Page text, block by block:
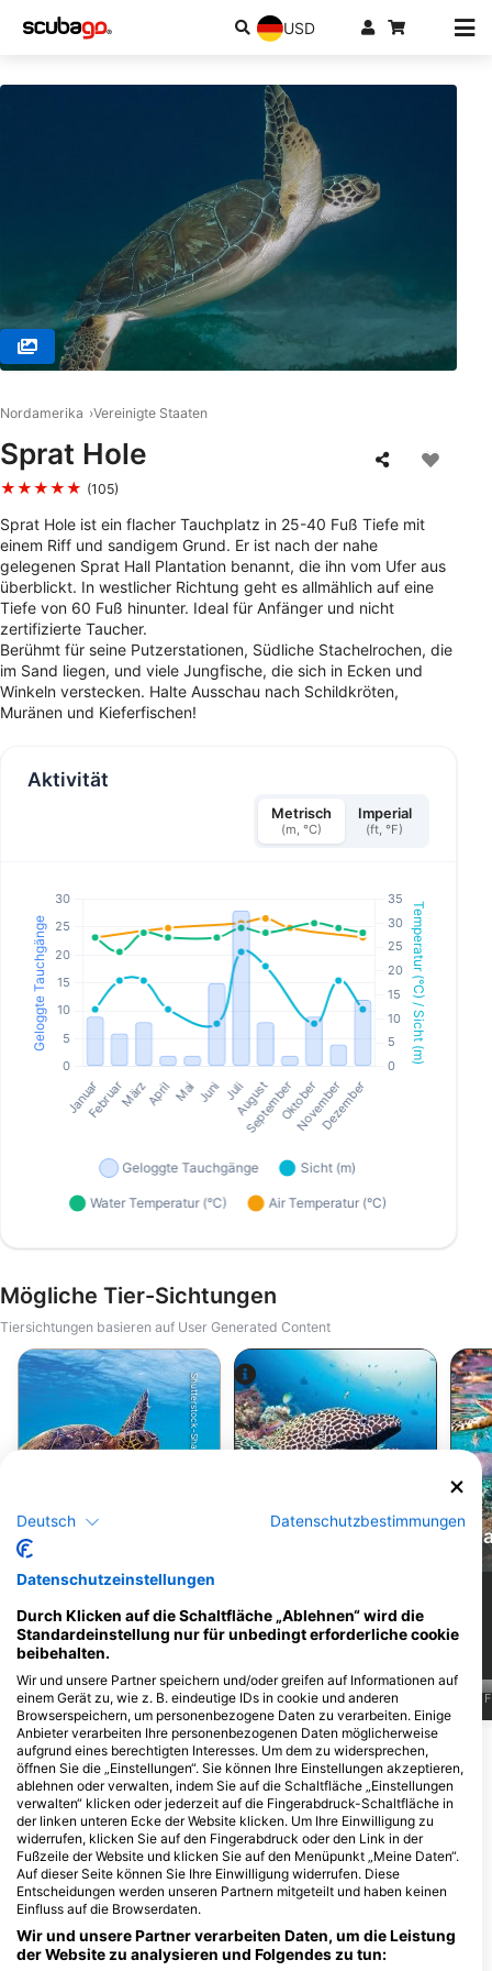
USD
Nordamerika Vereinigte Staaten
Sprat Hole
★★★★★ (105)
Sprat Hole ist ein flacher Tauchplatz in 25-40 Fuß Tiefe mit
einem Riff und sandigem Grund. Er ist nach der nahe
gelegenen Sprat Hall Plantation benannt, die ihn vom Ufer aus
überblickt. In westlicher Richtung geht es allmählich auf eine
Tiefe von 60 Fuß hinunter. Ideal für Anfänger und nicht
zertifizierte Taucher.
Berühmt für seine Putzerstationen, Südliche Stachelrochen, die
im Sand liegen, und viele Jungfische, die sich in Ecken und
Winkeln verstecken. Halte Ausschau nach Schildkröten,
Muränen und Kieferfischen!
Aktivität
Metrisch
(m, °C)
Imperial
(ft, °F)
Mögliche Tier-Sichtungen
Tiersichtungen basieren auf User Generated Content
Shutterstock-Shane Myers Photography
Grüne
J F M A M J J A S O N D
Alamy-WaterFrame
J F M A M J J A S O N F
Mehr Tiere anzeigen
Dive Center, die diesen Tauchplatz
anbieten
Nep2une Scuba Diving
202 Custom House ST, 00840
Frederiksted, Us-amerikanische
Jungferninseln
211 King Street, 00840
Frederiksted, Us-amerikanische
Jungferninseln
Deutsch Datenschutzbestimmungen
Datenschutzeinstellungen
Durch Klicken auf die Schaltfläche „Ablehnen“ wird die
Standardeinstellung nur für unbedingt erforderliche cookie
beibehalten.
Wir und unsere Partner speichern und/oder greifen auf Informationen auf
einem Gerät zu, wie z. B. eindeutige IDs in cookie und anderen
Browserspeichern, um personenbezogene Daten zu verarbeiten. Einige
Anbieter verarbeiten Ihre personenbezogenen Daten möglicherweise
aufgrund eines berechtigten Interesses. Um dem zu widersprechen,
öffnen Sie die „Einstellungen“. Sie können Ihre Einstellungen akzeptieren,
ablehnen oder verwalten, indem Sie auf die Schaltfläche „Einstellungen
verwalten“ klicken oder jederzeit auf die Fingerabdruck-Schaltfläche in
der linken unteren Ecke der Website klicken. Um Ihre Einwilligung zu
widerrufen, klicken Sie auf den Fingerabdruck oder den Link in der
Fußzeile der Website und klicken Sie auf den Menüpunkt „Meine Daten“.
Auf dieser Seite können Sie Ihre Einwilligung widerrufen. Diese
Entscheidungen werden unseren Partnern mitgeteilt und haben keinen
Einfluss auf die Browserdaten.
Wir und unsere Partner verarbeiten Daten, um die Leistung
der Website zu analysieren und Folgendes zu tun: